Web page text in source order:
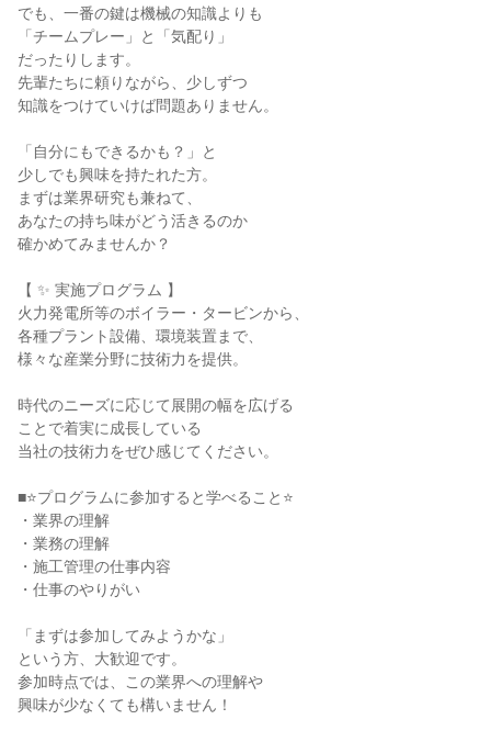
でも、一番の鍵は機械の知識よりも
「チームプレー」と「気配り」
だったりします。
先輩たちに頼りながら、少しずつ
知識をつけていけば問題ありません。
「自分にもできるかも？」と
少しでも興味を持たれた方。
まずは業界研究も兼ねて、
あなたの持ち味がどう活きるのか
確かめてみませんか？
【 ✨ 実施プログラム 】
火力発電所等のボイラー・タービンから、
各種プラント設備、環境装置まで、
様々な産業分野に技術力を提供。
時代のニーズに応じて展開の幅を広げる
ことで着実に成長している
当社の技術力をぜひ感じてください。
■⭐プログラムに参加すると学べること⭐
・業界の理解
・業務の理解
・施工管理の仕事内容
・仕事のやりがい
「まずは参加してみようかな」
という方、大歓迎です。
参加時点では、この業界への理解や
興味が少なくても構いません！